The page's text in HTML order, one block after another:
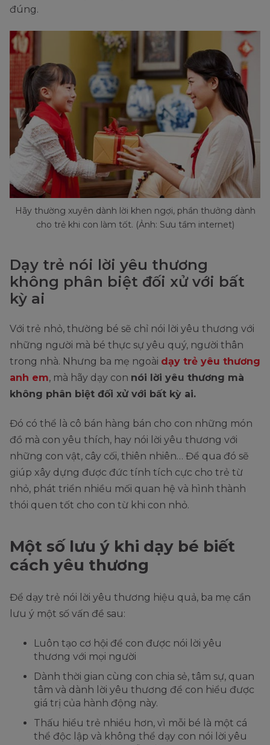
đúng.
Hãy thường xuyên dành lời khen ngợi, phần thưởng dành
cho trẻ khi con làm tốt. (Ảnh: Sưu tầm internet)
Dạy trẻ nói lời yêu thương
không phân biệt đối xử với bất
kỳ ai
Với trẻ nhỏ, thường bé sẽ chỉ nói lời yêu thương với
những người mà bé thực sự yêu quý, người thân
trong nhà. Nhưng ba mẹ ngoài dạy trẻ yêu thương
anh em, mà hãy dạy con nói lời yêu thương mà
không phân biệt đối xử với bất kỳ ai.
Đó có thể là cô bán hàng bán cho con những món
đồ mà con yêu thích, hay nói lời yêu thương với
những con vật, cây cối, thiên nhiên… Để qua đó sẽ
giúp xây dựng được đức tính tích cực cho trẻ từ
nhỏ, phát triển nhiều mối quan hệ và hình thành
thói quen tốt cho con từ khi con nhỏ.
Một số lưu ý khi dạy bé biết
cách yêu thương
Để dạy trẻ nói lời yêu thương hiệu quả, ba mẹ cần
lưu ý một số vấn đề sau:
Luôn tạo cơ hội để con được nói lời yêu
thương với mọi người
Dành thời gian cùng con chia sẻ, tâm sự, quan
tâm và dành lời yêu thương để con hiểu được
giá trị của hành động này.
Thấu hiểu trẻ nhiều hơn, vì mỗi bé là một cá
thể độc lập và không thể dạy con nói lời yêu